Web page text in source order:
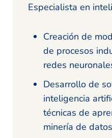
Especialista en
Creación de
de procesos
redes
Desarrollo de
inteligencia
técnicas de
minería de